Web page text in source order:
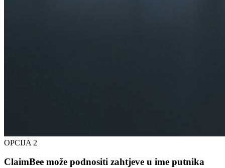
OPCIJA 2
ClaimBee može podnositi zahtjeve u ime putnika